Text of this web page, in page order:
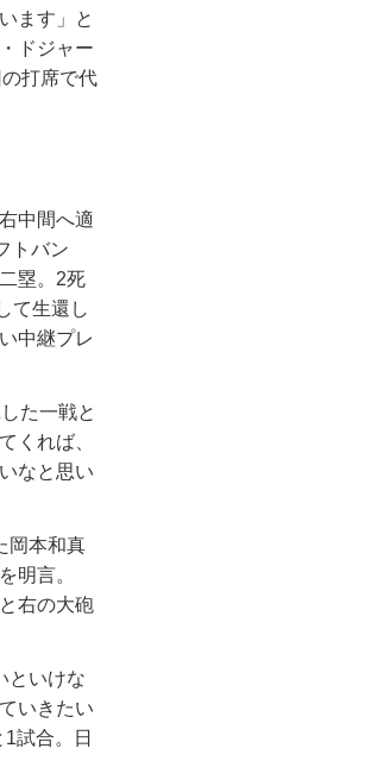
ます」と
ドジャー
打席で代
中間へ適
トバン
塁。2死
て生還し
中継プレ
た一戦と
くれば、
なと思い
岡本和真
明言。
右の大砲
といけな
いきたい
試合。日